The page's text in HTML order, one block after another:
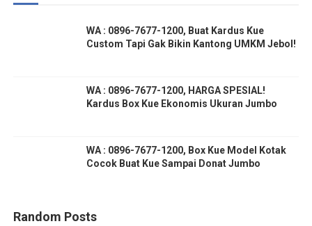
WA : 0896-7677-1200, Buat Kardus Kue
Custom Tapi Gak Bikin Kantong UMKM Jebol!
WA : 0896-7677-1200, HARGA SPESIAL!
Kardus Box Kue Ekonomis Ukuran Jumbo
WA : 0896-7677-1200, Box Kue Model Kotak
Cocok Buat Kue Sampai Donat Jumbo
Random Posts